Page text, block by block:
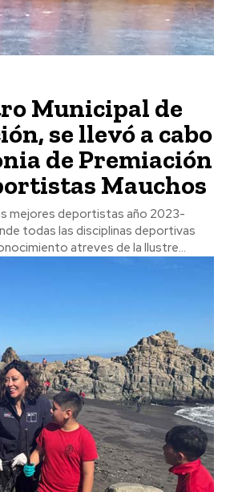
Municipal de
se llevó a cabo
de Premiación
Mauchos
mejores deportistas año 2023-
todas las disciplinas deportivas
atreves de la Ilustre...